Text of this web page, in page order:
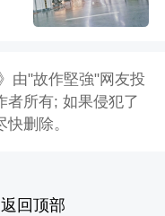
由"故作堅強"网友投
者所有; 如果侵犯了
删除。
返回顶部